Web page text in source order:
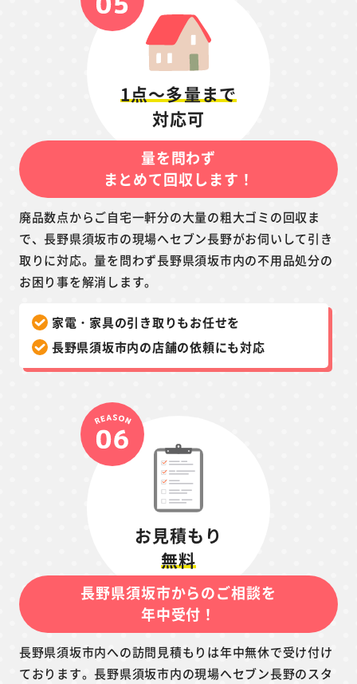
1点～多量まで
対応可
量を問わず
まとめて回収します！
廃品数点からご自宅一軒分の大量の粗大ゴミの回収ま
で、長野県須坂市の現場へセブン長野がお伺いして引き
取りに対応。量を問わず長野県須坂市内の不用品処分の
お困り事を解消します。
家電・家具の引き取りもお任せを
長野県須坂市内の店舗の依頼にも対応
お見積もり
無料
長野県須坂市からのご相談を
年中受付！
長野県須坂市内への訪問見積もりは年中無休で受け付け
ております。長野県須坂市内の現場へセブン長野のスタ